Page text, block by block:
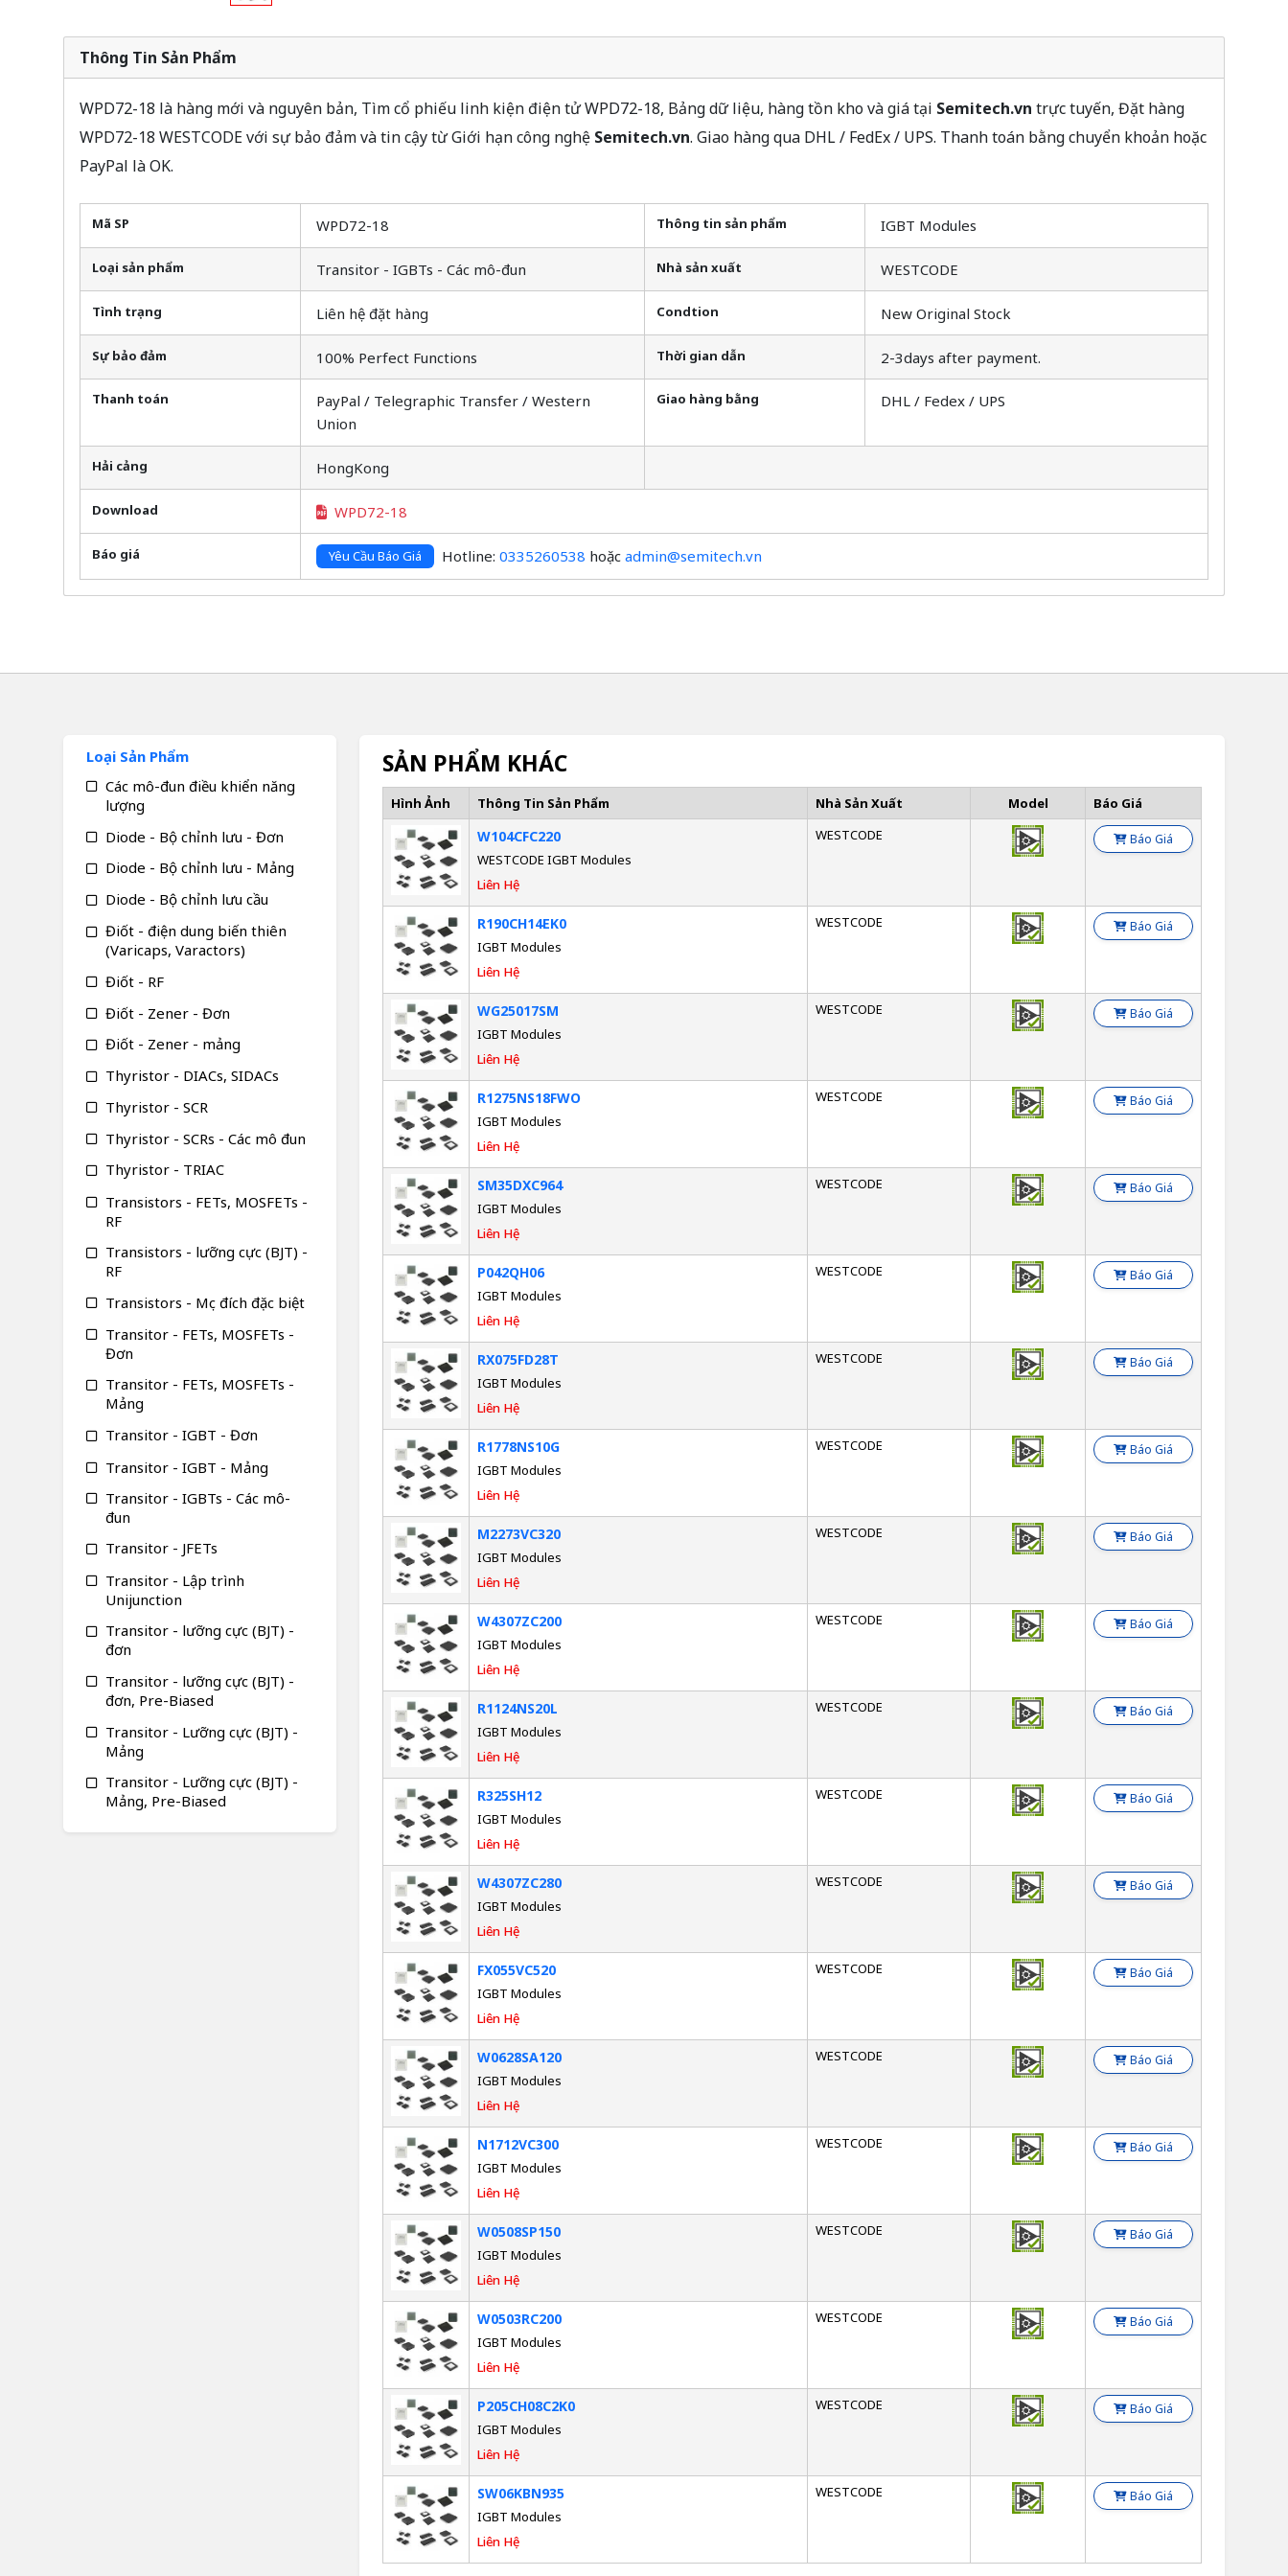
Thông Tin Sản Phẩm
WPD72-18 là hàng mới và nguyên bản, Tìm cổ phiếu linh kiện điện tử WPD72-18, Bảng dữ liệu, hàng tồn kho và giá tại Semitech.vn trực tuyến, Đặt hàng
WPD72-18 WESTCODE với sự bảo đảm và tin cậy từ Giới hạn công nghệ Semitech.vn. Giao hàng qua DHL / FedEx / UPS. Thanh toán bằng chuyển khoản hoặc
PayPal là OK.
Mã SP WPD72-18 Thông tin sản phẩm IGBT Modules
Loại sản phẩm Transitor - IGBTs - Các mô-đun Nhà sản xuất WESTCODE
Tình trạng Liên hệ đặt hàng Condtion New Original Stock
Sự bảo đảm 100% Perfect Functions Thời gian dẫn 2-3days after payment.
Thanh toán
PayPal / Telegraphic Transfer / Western
Union
Giao hàng bằng DHL / Fedex / UPS
Hải cảng HongKong
Download WPD72-18
Báo giá Yêu Cầu Báo Giá Hotline: 0335260538 hoặc admin@semitech.vn
SẢN PHẨM KHÁC
Hình Ảnh Thông Tin Sản Phẩm Nhà Sản Xuất Model Báo Giá
W104CFC220
WESTCODE IGBT Modules
Liên Hệ
WESTCODE Báo Giá
R190CH14EK0
IGBT Modules
Liên Hệ
WESTCODE Báo Giá
WG25017SM
IGBT Modules
Liên Hệ
WESTCODE Báo Giá
R1275NS18FWO
IGBT Modules
Liên Hệ
WESTCODE Báo Giá
SM35DXC964
IGBT Modules
Liên Hệ
WESTCODE Báo Giá
P042QH06
IGBT Modules
Liên Hệ
WESTCODE Báo Giá
RX075FD28T
IGBT Modules
Liên Hệ
WESTCODE Báo Giá
R1778NS10G
IGBT Modules
Liên Hệ
WESTCODE Báo Giá
M2273VC320
IGBT Modules
Liên Hệ
WESTCODE Báo Giá
W4307ZC200
IGBT Modules
Liên Hệ
WESTCODE Báo Giá
R1124NS20L
IGBT Modules
Liên Hệ
WESTCODE Báo Giá
R325SH12
IGBT Modules
Liên Hệ
WESTCODE Báo Giá
W4307ZC280
IGBT Modules
Liên Hệ
WESTCODE Báo Giá
FX055VC520
IGBT Modules
Liên Hệ
WESTCODE Báo Giá
W0628SA120
IGBT Modules
Liên Hệ
WESTCODE Báo Giá
N1712VC300
IGBT Modules
Liên Hệ
WESTCODE Báo Giá
W0508SP150
IGBT Modules
Liên Hệ
WESTCODE Báo Giá
W0503RC200
IGBT Modules
Liên Hệ
WESTCODE Báo Giá
P205CH08C2K0
IGBT Modules
Liên Hệ
WESTCODE Báo Giá
SW06KBN935
IGBT Modules
Liên Hệ
WESTCODE Báo Giá
Loại Sản Phẩm
Các mô-đun điều khiển năng
lượng
Diode - Bộ chỉnh lưu - Đơn
Diode - Bộ chỉnh lưu - Mảng
Diode - Bộ chỉnh lưu cầu
Điốt - điện dung biến thiên
(Varicaps, Varactors)
Điốt - RF
Điốt - Zener - Đơn
Điốt - Zener - mảng
Thyristor - DIACs, SIDACs
Thyristor - SCR
Thyristor - SCRs - Các mô đun
Thyristor - TRIAC
Transistors - FETs, MOSFETs -
RF
Transistors - lưỡng cực (BJT) -
RF
Transistors - Mục đích đặc biệt
Transitor - FETs, MOSFETs -
Đơn
Transitor - FETs, MOSFETs -
Mảng
Transitor - IGBT - Đơn
Transitor - IGBT - Mảng
Transitor - IGBTs - Các mô-
đun
Transitor - JFETs
Transitor - Lập trình
Unijunction
Transitor - lưỡng cực (BJT) -
đơn
Transitor - lưỡng cực (BJT) -
đơn, Pre-Biased
Transitor - Lưỡng cực (BJT) -
Mảng
Transitor - Lưỡng cực (BJT) -
Mảng, Pre-Biased